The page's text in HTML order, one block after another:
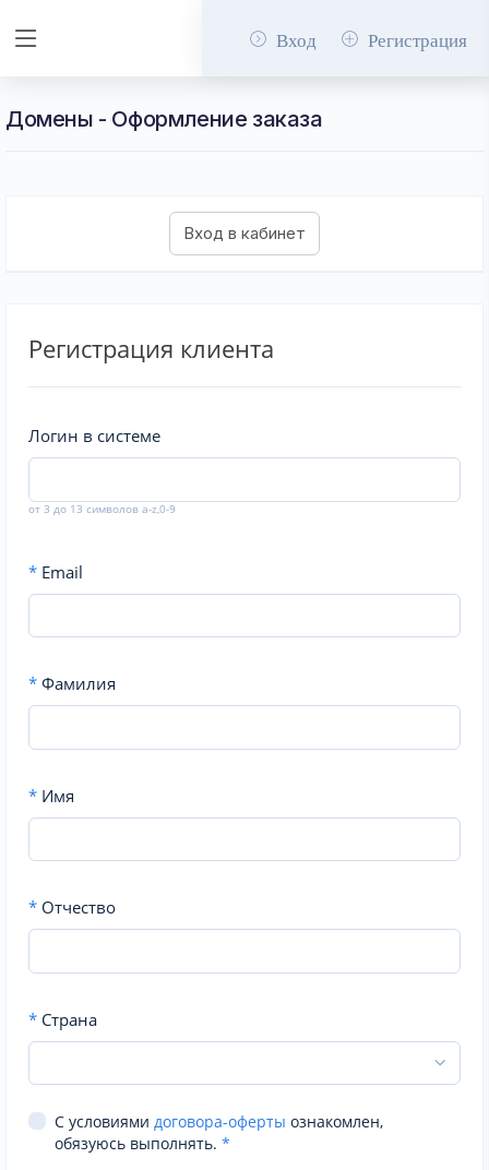
Вход Регистрация
Домены - Оформление заказа
Регистрация клиента
Логин в системе
от 3 до 13 символов a-z,0-9
* Email
* Фамилия
* Имя
* Отчество
* Страна
С условиями договора-оферты ознакомлен,
обязуюсь выполнять. *